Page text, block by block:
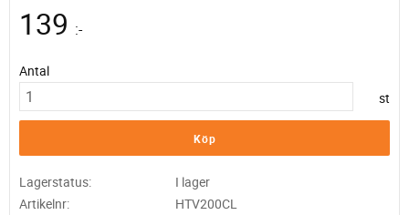
139 :-
Antal
st
Köp
Lagerstatus
I lager
Artikelnr
HTV200CL